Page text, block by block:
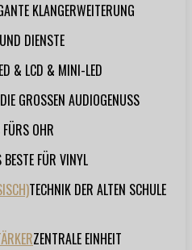
KLANGERWEITERUNG
DIENSTE
& LCD & MINI-LED
GROSSEN AUDIOGENUSS
OHR
BESTE FÜR VINYL
TECHNIK DER ALTEN SCHULE
ZENTRALE EINHEIT